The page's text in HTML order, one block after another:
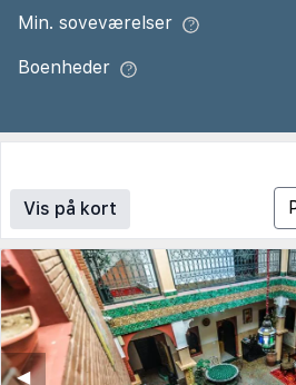
Min. soveværelser
Boenheder
Vis på kort
◀︎